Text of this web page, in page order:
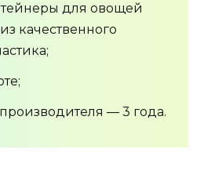
для овощей
качественного
производителя — 3 года.